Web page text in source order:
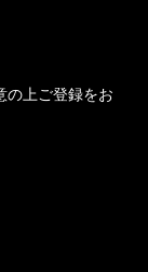
の上ご登録をお